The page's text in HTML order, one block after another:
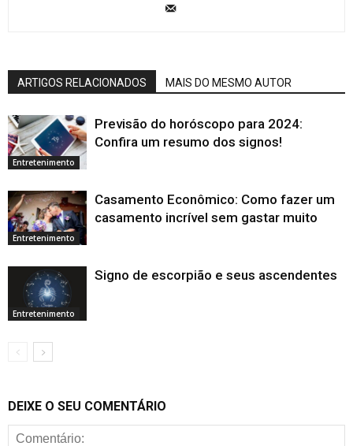
ARTIGOS RELACIONADOS MAIS DO MESMO AUTOR
Entretenimento
Previsão do horóscopo para 2024:
Confira um resumo dos signos!
Entretenimento
Casamento Econômico: Como fazer um
casamento incrível sem gastar muito
Entretenimento
Signo de escorpião e seus ascendentes
DEIXE O SEU COMENTÁRIO